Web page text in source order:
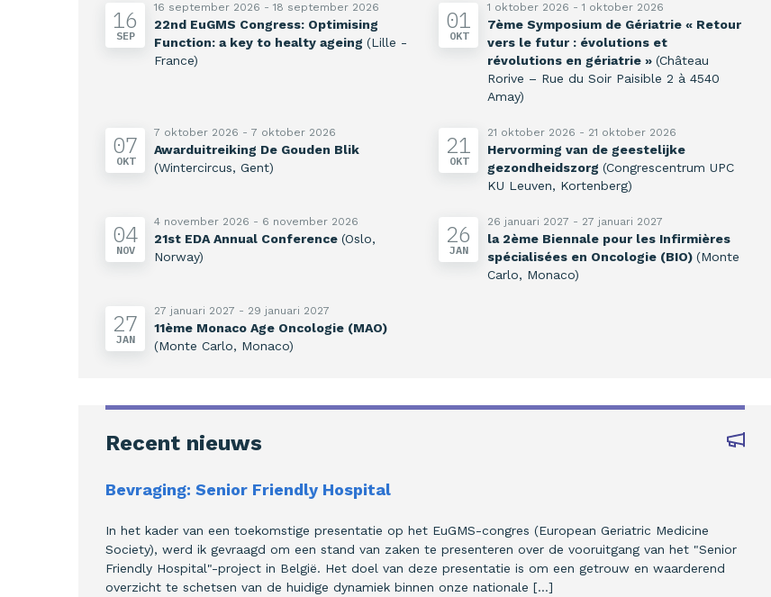
16
SEP
16 september 2026 - 18 september 2026
22nd EuGMS Congress: Optimising
Function: a key to healty ageing (Lille -
France)
01
OKT
1 oktober 2026 - 1 oktober 2026
7ème Symposium de Gériatrie « Retour
vers le futur : évolutions et
révolutions en gériatrie » (Château
Rorive – Rue du Soir Paisible 2 à 4540
Amay)
07
OKT
7 oktober 2026 - 7 oktober 2026
Awarduitreiking De Gouden Blik
(Wintercircus, Gent)
21
OKT
21 oktober 2026 - 21 oktober 2026
Hervorming van de geestelijke
gezondheidszorg (Congrescentrum UPC
KU Leuven, Kortenberg)
04
NOV
4 november 2026 - 6 november 2026
21st EDA Annual Conference (Oslo,
Norway)
26
JAN
26 januari 2027 - 27 januari 2027
la 2ème Biennale pour les Infirmières
spécialisées en Oncologie (BIO) (Monte
Carlo, Monaco)
27
JAN
27 januari 2027 - 29 januari 2027
11ème Monaco Age Oncologie (MAO)
(Monte Carlo, Monaco)
Recent nieuws
Bevraging: Senior Friendly Hospital
In het kader van een toekomstige presentatie op het EuGMS-congres (European Geriatric Medicine
Society), werd ik gevraagd om een stand van zaken te presenteren over de vooruitgang van het "Senior
Friendly Hospital"-project in België. Het doel van deze presentatie is om een getrouw en waarderend
overzicht te schetsen van de huidige dynamiek binnen onze nationale […]